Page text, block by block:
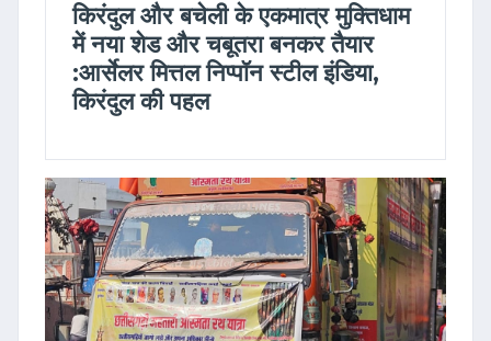
किरंदुल और बचेली के एकमात्र मुक्तिधाम
में नया शेड और चबूतरा बनकर तैयार
:आर्सेलर मित्तल निप्पॉन स्टील इंडिया,
किरंदुल की पहल